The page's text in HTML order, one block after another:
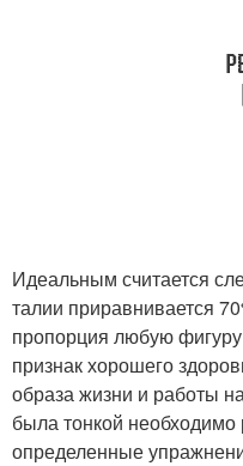
Упражнения на полу
Идеальным считается
талии приравнивается
пропорция любую
признак хорошего
образа жизни и работы
была тонкой
определенные